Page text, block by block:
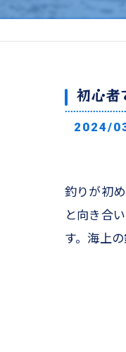
初心者
2024/
釣りが初
と向き合
す。海上